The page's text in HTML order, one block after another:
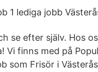
1 lediga jobb
se efter själv. Hos
Vi finns med på
som Frisör i